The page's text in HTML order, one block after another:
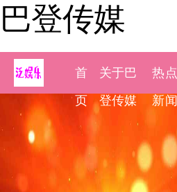
巴登传媒
首
页
关于巴
登传媒
热点
新闻